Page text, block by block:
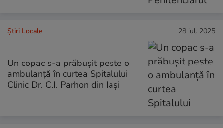
Știri Locale 28 iul. 2025
Un copac s-a prăbușit peste o
ambulanță în curtea Spitalului
Clinic Dr. C.I. Parhon din Iași